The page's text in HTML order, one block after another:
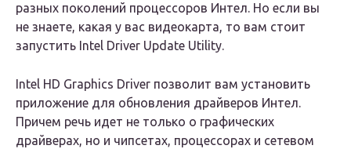
разных поколений процессоров Интел. Но если вы
не знаете, какая у вас видеокарта, то вам стоит
запустить Intel Driver Update Utility.
Intel HD Graphics Driver позволит вам установить
приложение для обновления драйверов Интел.
Причем речь идет не только о графических
драйверах, но и чипсетах, процессорах и сетевом